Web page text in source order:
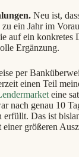
Neu ist,
ein Jahr im
auf ein konkretes
Ergänzung.
per
einen Teil
eine
nach genau 10
Das ist
größeren